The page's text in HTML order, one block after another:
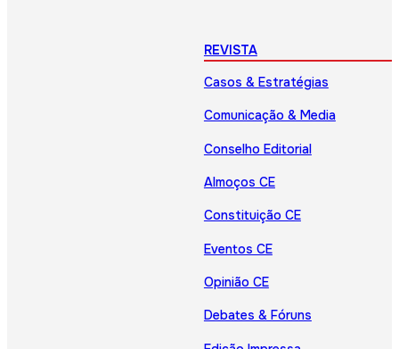
REVISTA
Casos & Estratégias
Comunicação & Media
Conselho Editorial
Almoços CE
Constituição CE
Eventos CE
Opinião CE
Debates & Fóruns